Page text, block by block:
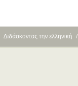
Διδάσκοντας την ελληνική /